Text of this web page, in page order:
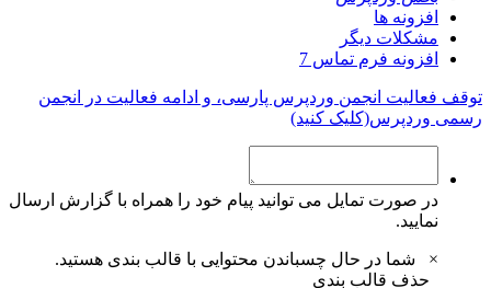
افزونه ها
مشکلات دیگر
افزونه فرم تماس 7
توقف فعالیت انجمن وردپرس پارسی، و ادامه فعالیت در انجمن
رسمی وردپرس(کلیک کنید)
در صورت تمایل می توانید پیام خود را همراه با گزارش ارسال
نمایید.
×
شما در حال چسباندن محتوایی با قالب بندی هستید.
حذف قالب بندی